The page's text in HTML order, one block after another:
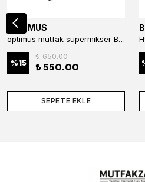
OPTİMUS
optimus mutfak supermıkser Bar Konteyner 6'lı 50×16×9 cm Kapaklı Polikarbon Organizer Bar & Kafe
%15
₺ 650.00
₺ 550.00
SEPETE EKLE